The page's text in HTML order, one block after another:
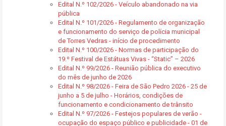
Edital N.º 102/2026 - Veículo abandonado na via
pública
Edital N.º 101/2026 - Regulamento de organização
e funcionamento do serviço de polícia municipal
de Torres Vedras - início de procedimento
Edital N.º 100/2026 - Normas de participação do
19.º Festival de Estátuas Vivas - “Static” – 2026
Edital N.º 99/2026 - Reunião pública do executivo
do mês de junho de 2026
Edital N.º 98/2026 - Feira de São Pedro 2026 - 25 de
junho a 5 de julho - Horários, condições de
funcionamento e condicionamento de trânsito
Edital N.º 97/2026 - Festejos populares de verão -
ocupação do espaço público e publicidade - 01 de